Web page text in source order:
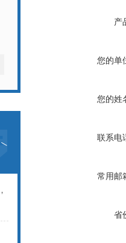
产
您的单
您的姓
联系电
常用邮
省